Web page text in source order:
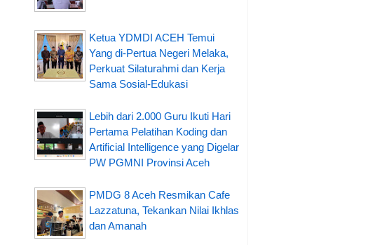
Ketua YDMDI ACEH Temui
Yang di-Pertua Negeri Melaka,
Perkuat Silaturahmi dan Kerja
Sama Sosial-Edukasi
Lebih dari 2.000 Guru Ikuti Hari
Pertama Pelatihan Koding dan
Artificial Intelligence yang Digelar
PW PGMNI Provinsi Aceh
PMDG 8 Aceh Resmikan Cafe
Lazzatuna, Tekankan Nilai Ikhlas
dan Amanah